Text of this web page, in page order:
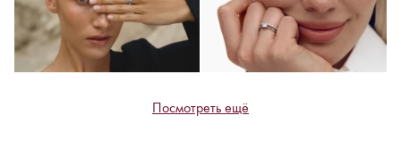
Посмотреть ещё